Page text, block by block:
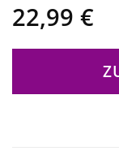
22,99 €